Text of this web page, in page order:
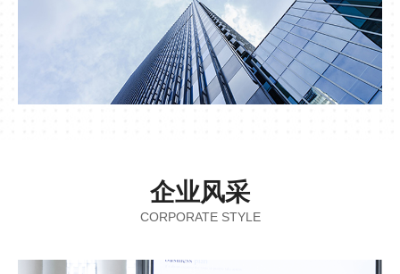
企业风采
CORPORATE STYLE